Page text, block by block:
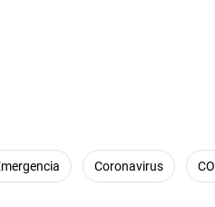
Coronavirus